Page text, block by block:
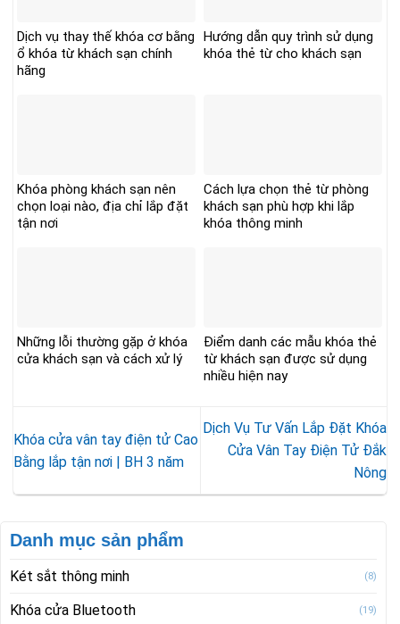
Dịch vụ thay thế khóa cơ bằng
ổ khóa từ khách sạn chính
hãng
Hướng dẫn quy trình sử dụng
khóa thẻ từ cho khách sạn
Khóa phòng khách sạn nên
chọn loại nào, địa chỉ lắp đặt
tận nơi
Cách lựa chọn thẻ từ phòng
khách sạn phù hợp khi lắp
khóa thông minh
Những lỗi thường gặp ở khóa
cửa khách sạn và cách xử lý
Điểm danh các mẫu khóa thẻ
từ khách sạn được sử dụng
nhiều hiện nay
Khóa cửa vân tay điện tử Cao
Bằng lắp tận nơi | BH 3 năm
Dịch Vụ Tư Vấn Lắp Đặt Khóa
Cửa Vân Tay Điện Tử Đắk
Nông
Danh mục sản phẩm
Két sắt thông minh (8)
Khóa cửa Bluetooth (19)